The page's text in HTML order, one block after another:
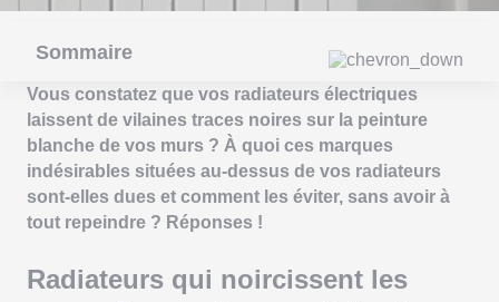
Sommaire
Vous constatez que vos radiateurs électriques
laissent de vilaines traces noires sur la peinture
blanche de vos murs ? À quoi ces marques
indésirables situées au-dessus de vos radiateurs
sont-elles dues et comment les éviter, sans avoir à
tout repeindre ? Réponses !
Radiateurs qui noircissent les